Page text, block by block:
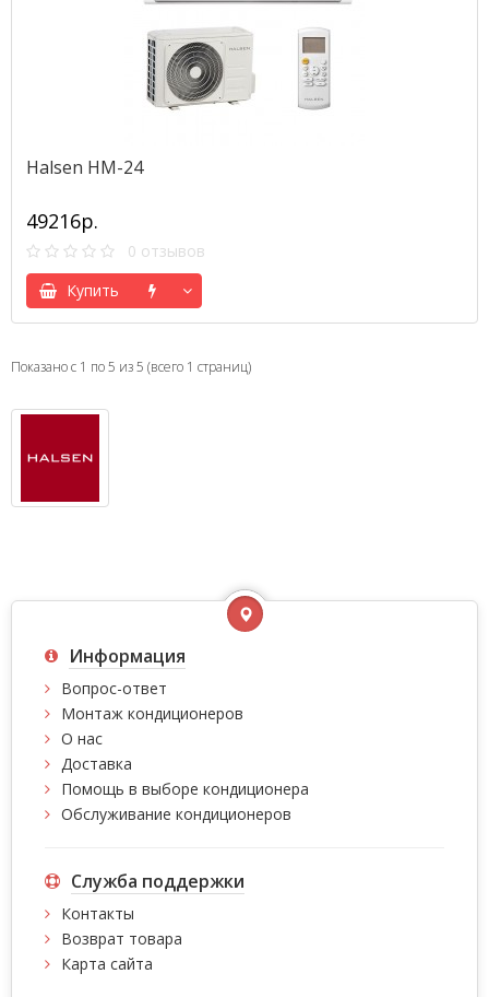
Halsen HM-24
49216р.
0 отзывов
Купить
Показано с 1 по 5 из 5 (всего 1 страниц)
Информация
Вопрос-ответ
Монтаж кондиционеров
О нас
Доставка
Помощь в выборе кондиционера
Обслуживание кондиционеров
Служба поддержки
Контакты
Возврат товара
Карта сайта